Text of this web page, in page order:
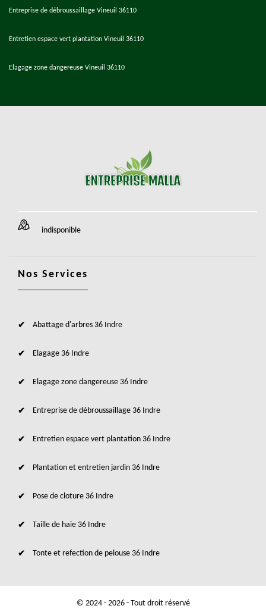
Entreprise de débroussaillage Vineuil 36110
Entretien espace vert plantation Vineuil 36110
Elagage zone dangereuse Vineuil 36110
indisponible
Nos Services
Abattage d'arbres 36 Indre
Elagage 36 Indre
Elagage zone dangereuse 36 Indre
Entreprise de débroussaillage 36 Indre
Entretien espace vert plantation 36 Indre
Plantation et entretien jardin 36 Indre
Pose de cloture 36 Indre
Taille de haie 36 Indre
Tonte et refection de pelouse 36 Indre
© 2024 - 2026 - Tout droit réservé